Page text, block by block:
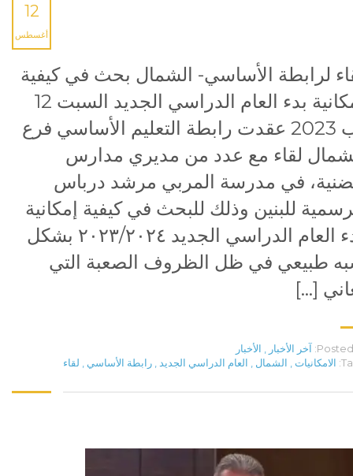
12
أغسطس
لرابطة الأساسي- الشمال بحث في كيفية
إمكانية بدء العام الدراسي الجديد السبت 12
آب 2023 عقدت رابطة التعليم الأساسي فرع
لقاء مع عدد من مديري مدارس
في مدرسة المربي مرشد درباس
للبنين وذلك للبحث في كيفية إمكانية
بدء العام الدراسي الجديد ٢٠٢٣/٢٠٢٤ بشكل
طبيعي في ظل الظروف الصعبة التي
[…]
Posted آخر الأخبار
الأخبار
الامكانيات الشمال العام الدراسي الجديد رابطة الأساسي لقاء